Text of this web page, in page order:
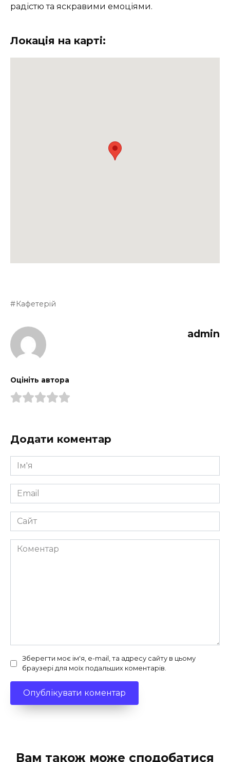
радістю та яскравими емоціями.
Локація на карті:
Кафетерій
admin
Оцініть автора
Додати коментар
Ім'я
*
Email
*
Сайт
Коментар
Зберегти моє ім'я, e-mail, та адресу сайту в цьому
браузері для моїх подальших коментарів.
Вам також може сподобатися